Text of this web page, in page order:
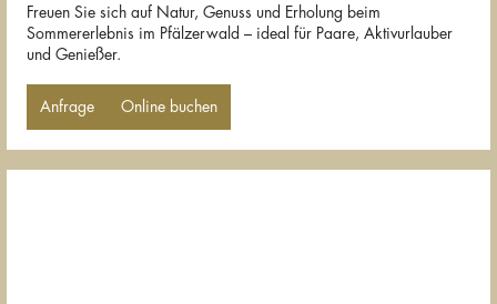
Freuen Sie sich auf Natur, Genuss und Erholung beim
Sommererlebnis im Pfälzerwald – ideal für Paare, Aktivurlauber
und Genießer.
Anfrage Online buchen